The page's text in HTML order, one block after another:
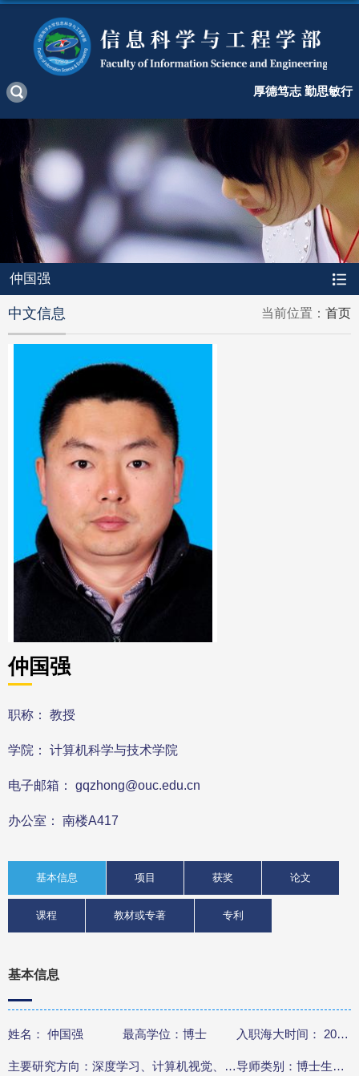
厚德笃志 勤思敏行
仲国强
当前位置： 首页
中文信息
仲国强
职称： 教授
学院： 计算机科学与技术学院
电子邮箱： gqzhong@ouc.edu.cn
办公室： 南楼A417
基本信息 项目 获奖 论文
课程 教材或专著 专利
基本信息
姓名： 仲国强 最高学位：博士 入职海大时间： 2014.3
主要研究方向：深度学习、计算机视觉、自然语言处理、人工智能海洋学 导师类别：博士生导师、硕士生导师